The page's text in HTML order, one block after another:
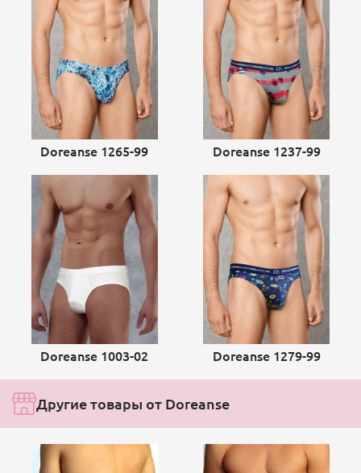
Doreanse 1265-99 Doreanse 1237-99
Doreanse 1003-02 Doreanse 1279-99
Другие товары от Doreanse